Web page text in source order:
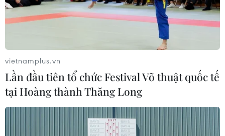
vietnamplus.vn
Lần đầu tiên tổ chức Festival Võ thuật quốc tế
tại Hoàng thành Thăng Long